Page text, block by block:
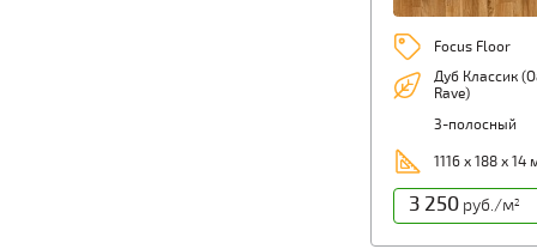
Focus Floor
Дуб Классик
Rave)
3-полосный
1116 х 188 х 14
3 250руб./м2